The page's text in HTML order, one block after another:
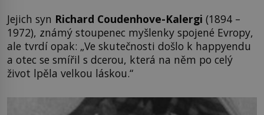
Jejich syn Richard Coudenhove-Kalergi (1894 –
1972), známý stoupenec myšlenky spojené Evropy,
ale tvrdí opak: „Ve skutečnosti došlo k happyendu
a otec se smířil s dcerou, která na něm po celý
život lpěla velkou láskou.“